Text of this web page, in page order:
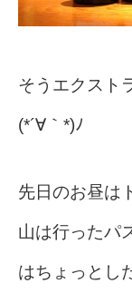
そうエクスト
(*´∀｀*)ﾉ
先日のお昼は
山は行ったパ
はちょっとし